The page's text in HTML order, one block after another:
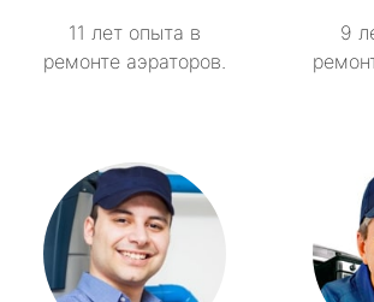
11 лет опыта в
ремонте аэраторов.
9